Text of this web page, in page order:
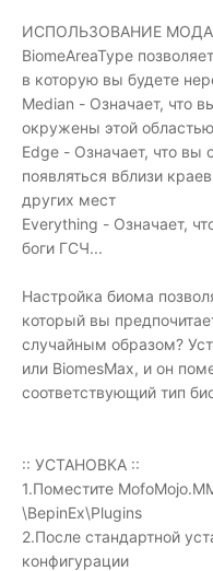
ИСПОЛЬЗОВАНИЕ
BiomeAreaType
в которую вы будете
Median - Означает, что
окружены этой
Edge - Означает, что вы
появляться вблизи
других мест
Everything - Означает,
боги ГСЧ...
Настройка биома
который вы
случайным образом?
или BiomesMax, и он
соответствующий тип
:: УСТАНОВКА ::
1.Поместите
\BepinEx\Plugins
2.После стандартной
конфигурации